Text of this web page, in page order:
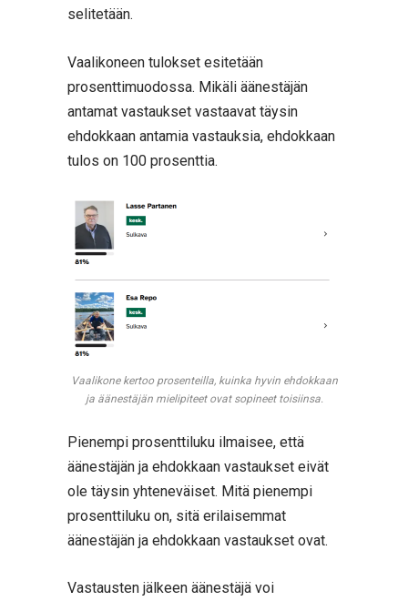
selitetään.
Vaalikoneen tulokset esitetään
prosenttimuodossa. Mikäli äänestäjän
antamat vastaukset vastaavat täysin
ehdokkaan antamia vastauksia, ehdokkaan
tulos on 100 prosenttia.
Vaalikone kertoo prosenteilla, kuinka hyvin ehdokkaan
ja äänestäjän mielipiteet ovat sopineet toisiinsa.
Pienempi prosenttiluku ilmaisee, että
äänestäjän ja ehdokkaan vastaukset eivät
ole täysin yhteneväiset. Mitä pienempi
prosenttiluku on, sitä erilaisemmat
äänestäjän ja ehdokkaan vastaukset ovat.
Vastausten jälkeen äänestäjä voi